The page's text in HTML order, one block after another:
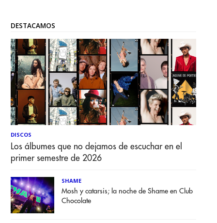
DESTACAMOS
DISCOS
Los álbumes que no dejamos de escuchar en el
primer semestre de 2026
SHAME
Mosh y catarsis; la noche de Shame en Club
Chocolate